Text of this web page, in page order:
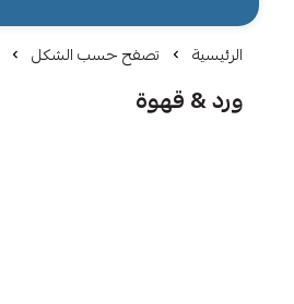
الرئيسية تصفح حسب الشكل
ورد & قهوة